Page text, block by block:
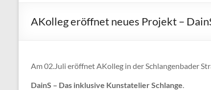
AKolleg eröffnet neues Projekt –
Am 02.Juli eröffnet AKolleg in der Schlangenbader
DainS – Das inklusive Kunstatelier Schlange.